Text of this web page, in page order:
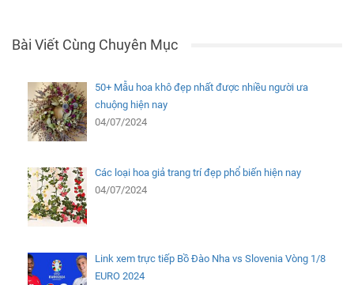
Bài Viết Cùng Chuyên Mục
50+ Mẫu hoa khô đẹp nhất được nhiều người ưa
chuộng hiện nay
04/07/2024
Các loại hoa giả trang trí đẹp phổ biến hiện nay
04/07/2024
Link xem trực tiếp Bồ Đào Nha vs Slovenia Vòng 1/8
EURO 2024